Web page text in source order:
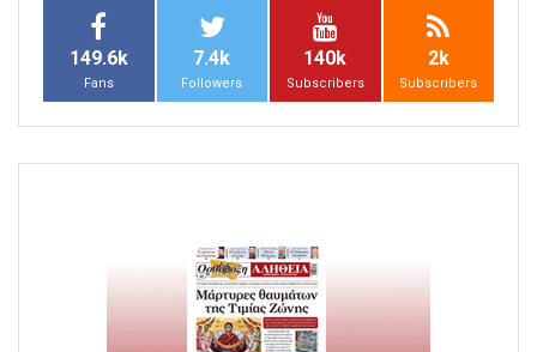
149.6k
Fans
7.4k
Followers
140k
Subscribers
2k
Subscribers